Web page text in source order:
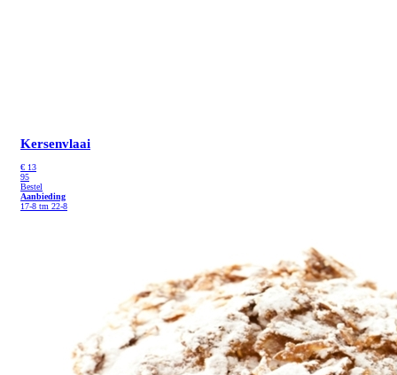
Kersenvlaai
€ 13
95
Bestel
Aanbieding
17-8 tm 22-8